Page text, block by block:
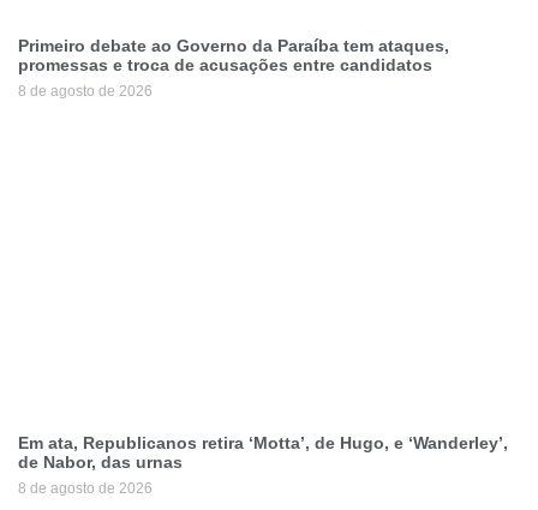
Primeiro debate ao Governo da Paraíba tem ataques,
promessas e troca de acusações entre candidatos
8 de agosto de 2026
Em ata, Republicanos retira ‘Motta’, de Hugo, e ‘Wanderley’,
de Nabor, das urnas
8 de agosto de 2026